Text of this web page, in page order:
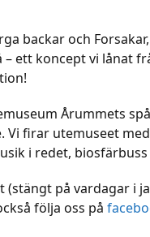
backar och
– ett koncept vi lånat
Årummets
firar utemuseet
i redet,
på vardagar i
följa oss på